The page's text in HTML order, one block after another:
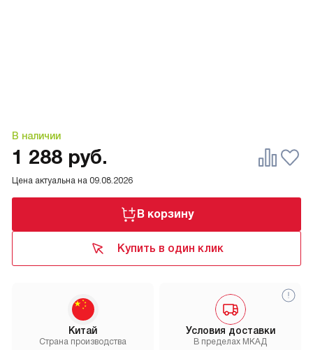
В наличии
Цена актуальна на 09.08.2026
1 288 руб.
В корзину
Купить в один клик
Условия доставки
В пределах МКАД
Китай
Страна производства